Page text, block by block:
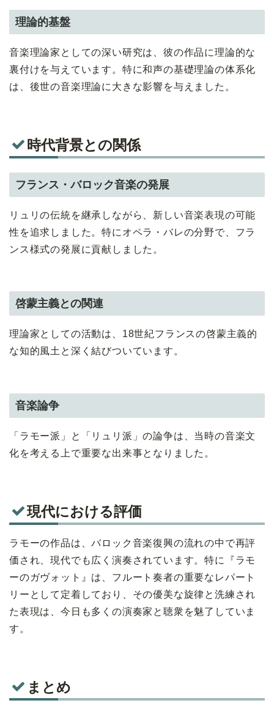
理論的基盤
音楽理論家としての深い研究は、彼の作品に理論的な
裏付けを与えています。特に和声の基礎理論の体系化
は、後世の音楽理論に大きな影響を与えました。
時代背景との関係
フランス・バロック音楽の発展
リュリの伝統を継承しながら、新しい音楽表現の可能
性を追求しました。特にオペラ・バレの分野で、フラ
ンス様式の発展に貢献しました。
啓蒙主義との関連
理論家としての活動は、18世紀フランスの啓蒙主義的
な知的風土と深く結びついています。
音楽論争
「ラモー派」と「リュリ派」の論争は、当時の音楽文
化を考える上で重要な出来事となりました。
現代における評価
ラモーの作品は、バロック音楽復興の流れの中で再評
価され、現代でも広く演奏されています。特に『ラモ
ーのガヴォット』は、フルート奏者の重要なレパート
リーとして定着しており、その優美な旋律と洗練され
た表現は、今日も多くの演奏家と聴衆を魅了していま
す。
まとめ